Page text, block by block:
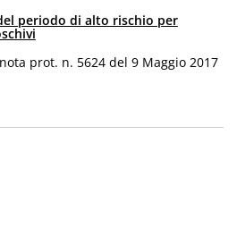
periodo di alto rischio per
prot. n. 5624 del 9 Maggio 2017